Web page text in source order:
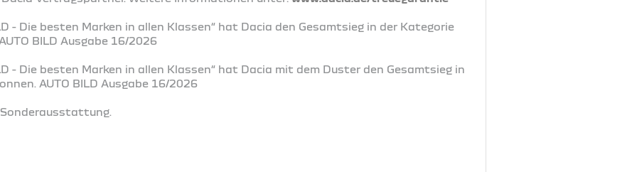
- Die besten Marken in allen Klassen“ hat Dacia den Gesamtsieg in der Kategorie
BILD Ausgabe 16/2026
- Die besten Marken in allen Klassen“ hat Dacia mit dem Duster den Gesamtsieg in
AUTO BILD Ausgabe 16/2026